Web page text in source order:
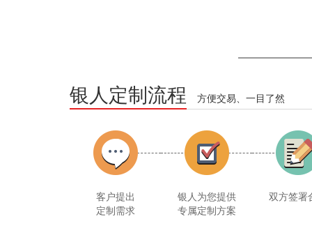
银人定制流程 方便交易、一目了然
客户提出
定制需求
银人为您提供
专属定制方案
双方签署